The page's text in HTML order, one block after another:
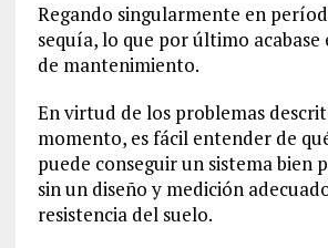
Regando singularmente en
sequía, lo que por último acabase
de mantenimiento.
En virtud de los problemas
momento, es fácil entender de
puede conseguir un sistema bien
sin un diseño y medición
resistencia del suelo.